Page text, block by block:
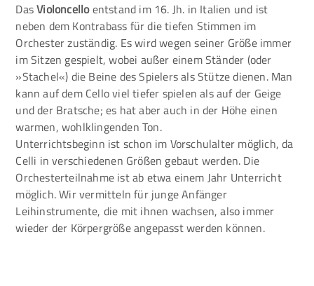
DasVioloncelloentstand im 16. Jh. in Italien und ist
neben dem Kontrabass für die tiefen Stimmen im
Orchester zuständig. Es wird wegen seiner Größe immer
im Sitzen gespielt, wobei außer einem Ständer (oder
»Stachel«) die Beine des Spielers als Stütze dienen. Man
kann auf dem Cello viel tiefer spielen als auf der Geige
und der Bratsche; es hat aber auch in der Höhe einen
warmen, wohlklingenden Ton.
Unterrichtsbeginn ist schon im Vorschulalter möglich, da
Celli in verschiedenen Größen gebaut werden. Die
Orchesterteilnahme ist ab etwa einem Jahr Unterricht
möglich. Wir vermitteln für junge Anfänger
Leihinstrumente, die mit ihnen wachsen, also immer
wieder der Körpergröße angepasst werden können.